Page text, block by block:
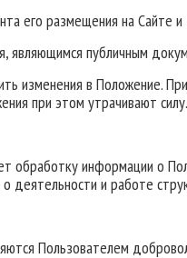
его размещения на
являющимся публичным
изменения в Положение.
при этом утрачивают силу.
обработку информации о
деятельности и работе
Пользователем